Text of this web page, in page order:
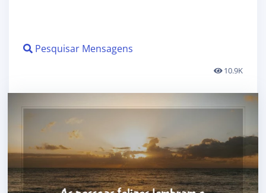
Pesquisar Mensagens
10.9K